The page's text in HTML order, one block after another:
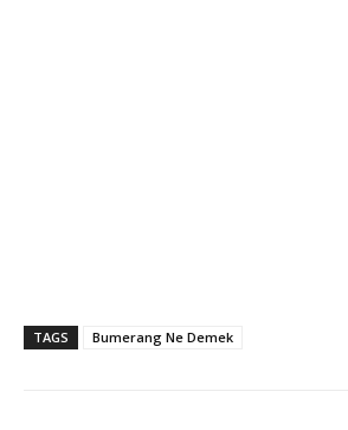
TAGS Bumerang Ne Demek